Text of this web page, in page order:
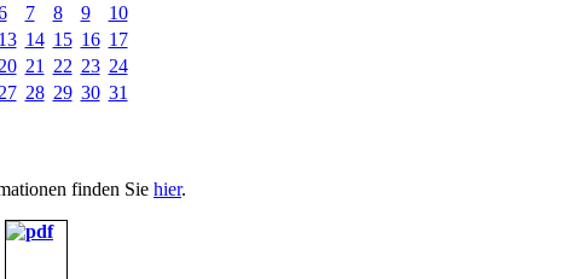
7 8 9
10
13 14 15 16 17
20 21 22 23 24
27 28 29 30 31
finden Sie hier.